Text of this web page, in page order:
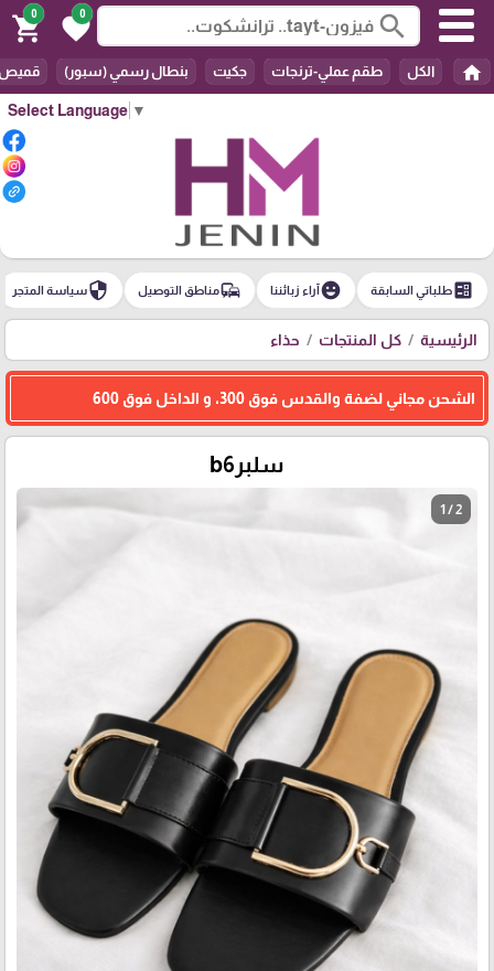
Select Language ▼
search
0
favorite
0
shopping_cart
home الكل طقم عملي-ترنجات جكيت بنطال رسمي (سبور)
ballotطلباتي السابقة emoji_emotionsآراء زبائننا commuteمناطق التوصيل securityسياسة المتجر
الرئيسية كل المنتجات حذاء
الشحن مجاني لضفة والقدس فوق 300، و الداخل فوق 600
سلبرb6
1 / 2